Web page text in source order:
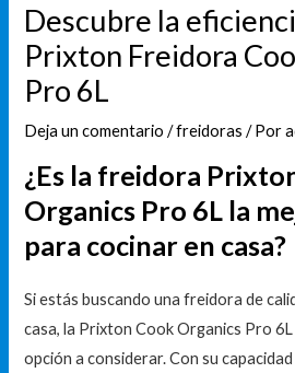
Descubre la
Prixton Freidora
Pro 6L
Deja un comentario /freidoras / Por
¿Es la freidora
Organics Pro 6L la
para cocinar en casa?
Si estás buscando una freidora de
casa, la Prixton Cook Organics Pro
opción a considerar. Con su